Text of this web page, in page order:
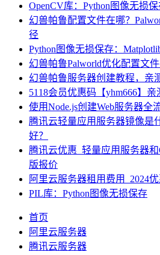
OpenCV库：Python图像无损
幻兽帕鲁配置文件在哪？
径
Python图像无损保存：
幻兽帕鲁Palworld优化配置文件
幻兽帕鲁服务器创建教程，亲
5118会员优惠码【yhm666】亲
使用Node.js创建Web服务器全
腾讯云轻量应用服务器镜像是
好？
腾讯云优惠_轻量应用服务器
版报价
阿里云服务器租用费用_2024
PIL库：Python图像无损保存
首页
阿里云服务器
腾讯云服务器